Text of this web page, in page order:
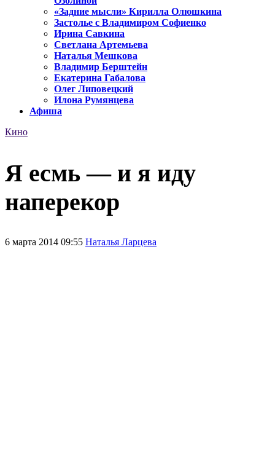
«Задние мысли» Кирилла Олюшкина
Застолье с Владимиром Софиенко
Ирина Савкина
Светлана Артемьева
Наталья Мешкова
Владимир Берштейн
Екатерина Габалова
Олег Липовецкий
Илона Румянцева
Афиша
Кино
Я есмь — и я иду
наперекор
6 марта 2014 09:55 Наталья Ларцева